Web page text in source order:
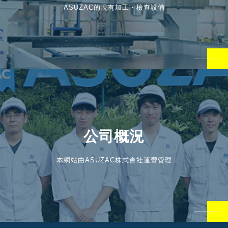
ASUZAC的現有加工・檢查設備
公司概況
本網站由ASUZAC株式會社運營管理